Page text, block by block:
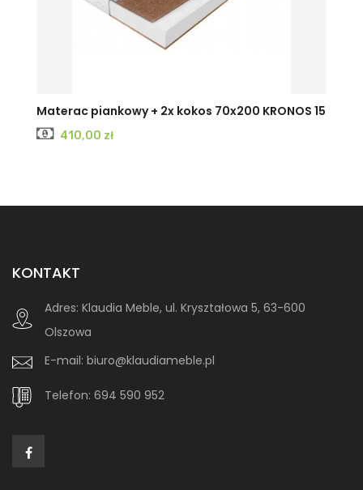
Materac piankowy + 2x kokos 70x200 KRONOS 15
Cena
410,00 zł
KONTAKT
Adres: Klaudia Meble, ul. Kryształowa 5, 63-600
Olszowa
E-mail: biuro@klaudiameble.pl
Telefon: 694 590 952